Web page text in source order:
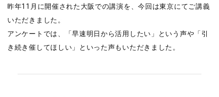
昨年11月に開催された大阪での講演を、今回は東京にてご講義
いただきました。
アンケートでは、「早速明日から活用したい」という声や「引
き続き催してほしい」といった声もいただきました。